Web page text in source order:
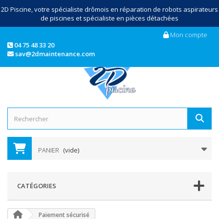
2D Piscine, votre spécialiste drômois en réparation de robots aspirateurs
de piscines et spécialiste en pièces détachées
Mon compte
04 75 48 33 20
sav@2dmaintenance.com
PANIER (vide)
CATÉGORIES
Paiement sécurisé